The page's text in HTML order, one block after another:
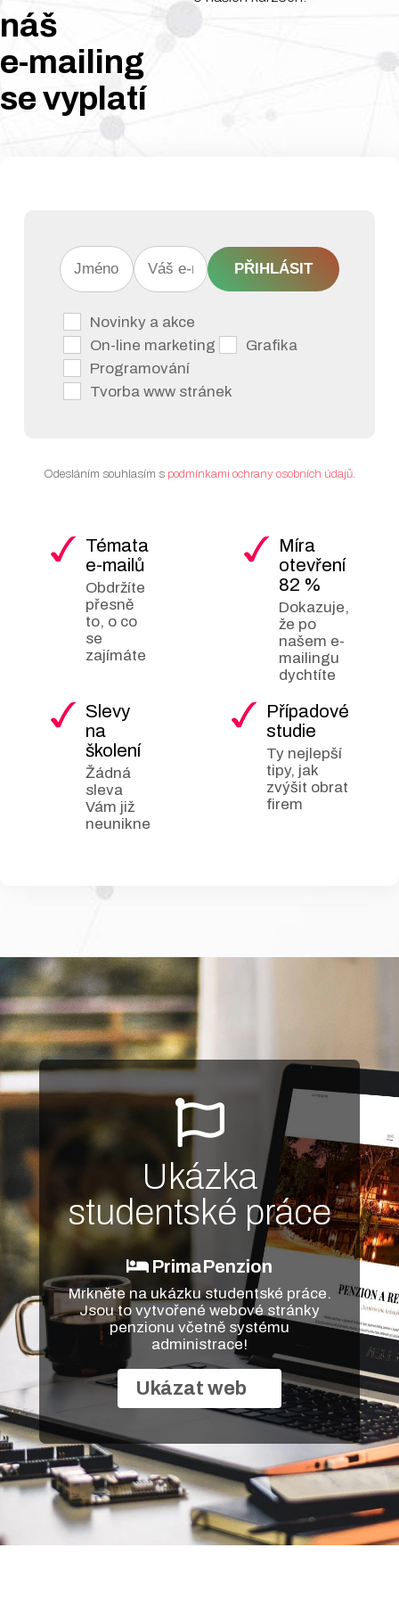
stránku včetně
administrační části,
aniž by musel použít cizí
redakční systém
(WordPress, Jooomla,
Drupal apod...).
Framework
náš
e-mailing
sevyplatí
PŘIHLÁSIT
Novinky a akce
On-line marketing
Grafika
Programování
Tvorba www stránek
Odesláním souhlasím s podmínkami ochrany osobních údajů.
Témata
e-mailů
Obdržíte
přesně
to, o co
se
zajímáte
Míra
otevření
82 %
Dokazuje,
že po
našem e-
mailingu
dychtíte
Slevy
na
školení
Žádná
sleva
Vám již
neunikne
Případové
studie
Ty nejlepší
tipy, jak
zvýšit obrat
firem
Ukázka
studentské práce
PrimaPenzion
Mrkněte na ukázku studentské práce.
Jsou to vytvořené webové stránky
penzionu včetně systému
administrace!
Ukázat web